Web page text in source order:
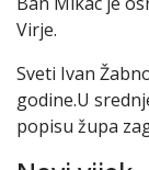
Virje.
Sveti Ivan
godine.U
popisu župa